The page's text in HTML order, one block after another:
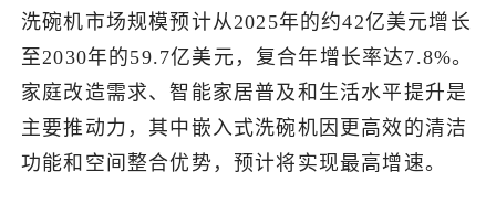
跨境报告
出海导航
洗碗机市场规模预计从2025年的约42亿美元增长
至2030年的59.7亿美元，复合年增长率达7.8%。
家庭改造需求、智能家居普及和生活水平提升是
主要推动力，其中嵌入式洗碗机因更高效的清洁
功能和空间整合优势，预计将实现最高增速。